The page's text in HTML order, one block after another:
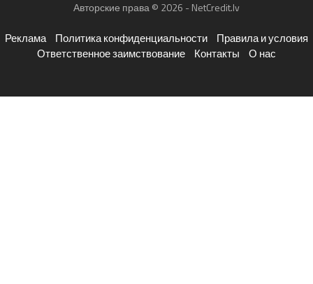
Авторские права © 2026 - NetCredit.lv
Реклама Политика конфиденциальности
Правила и условия
Ответственное заимствование
Контакты О нас